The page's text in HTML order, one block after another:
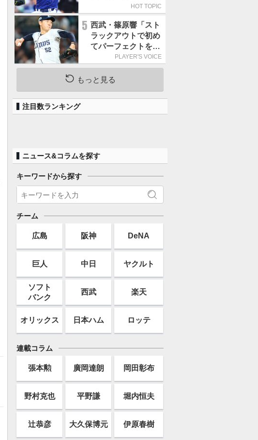
いた「中日の左腕」
HOT TOPIC
5 西武・篠原響「スト
ラックアウトで初め
てパーフェクトを取
れました!!」／ストラ
ックアウト
PLAYER'S VOICE
もっと見る
注目数ランキング
ニュース&コラムを探す
キーワードから探す
チーム
広島 阪神 DeNA
巨人 中日 ヤクルト
ソフト
バンク
西武 楽天
オリックス 日本ハム ロッテ
連載コラム
張本勲 廣岡達朗 岡田彰布
野村克也 平野謙 堀内恒夫
辻恭彦 大久保博元 伊原春樹